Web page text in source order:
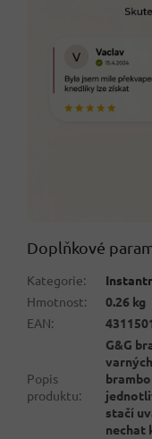
Doplňkové
Kategorie:
Hmotnost:
0.26 kg
EAN:
Popis
produktu:
G&G
stačí
nechat